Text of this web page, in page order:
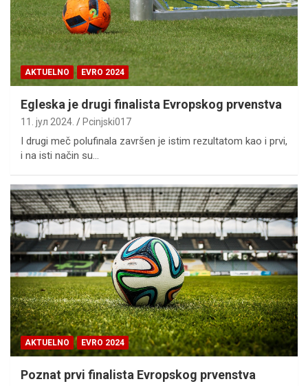
AKTUELNO EVRO 2024
Egleska je drugi finalista Evropskog prvenstva
11. јул 2024. Pcinjski017
I drugi meč polufinala završen je istim rezultatom kao i prvi,
i na isti način su…
AKTUELNO EVRO 2024
Poznat prvi finalista Evropskog prvenstva